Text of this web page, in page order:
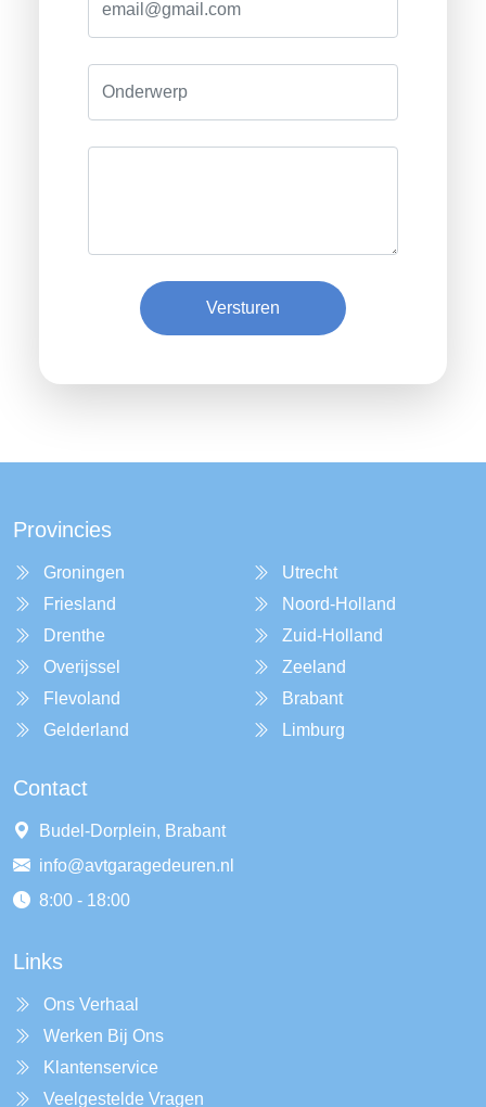
Versturen
Provincies
Groningen
Friesland
Drenthe
Overijssel
Flevoland
Gelderland
Utrecht
Noord-Holland
Zuid-Holland
Zeeland
Brabant
Limburg
Contact
Budel-Dorplein, Brabant
info@avtgaragedeuren.nl
8:00 - 18:00
Links
Ons Verhaal
Werken Bij Ons
Klantenservice
Veelgestelde Vragen